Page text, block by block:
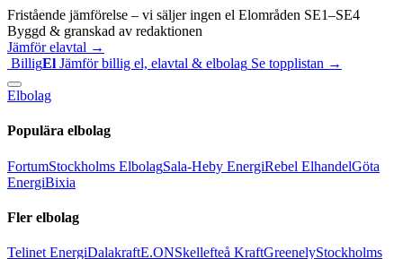
Fristående jämförelse – vi säljer ingen el Elområden SE1–SE4
Byggd & granskad av redaktionen
Jämför elavtal →
BilligEl Jämför billig el, elavtal & elbolag Se topplistan →
Elbolag
Populära elbolag
FortumStockholms ElbolagSala-Heby EnergiRebel ElhandelGöta
EnergiBixia
Fler elbolag
Telinet EnergiDalakraftE.ONSkellefteå KraftGreenelyStockholms